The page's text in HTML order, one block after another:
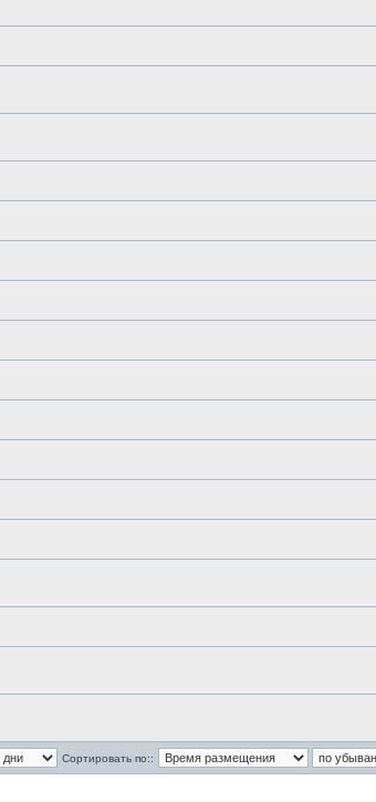
Сортировать по::